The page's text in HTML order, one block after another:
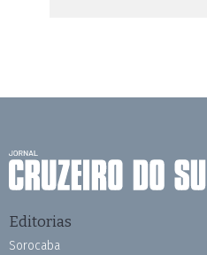
Editorias
Sorocaba